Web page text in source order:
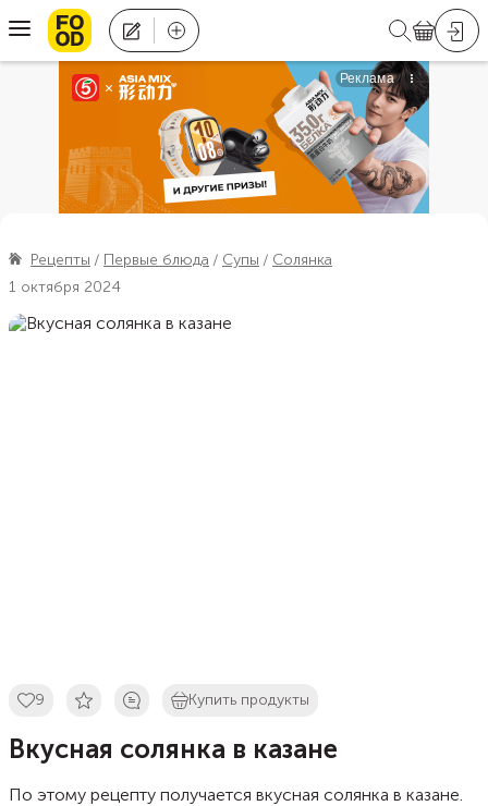
Рецепты Первые блюда Супы
Солянка
1 октября 2024
9 Купить продукты
Вкусная солянка в казане
По этому рецепту получается вкусная солянка в казане.